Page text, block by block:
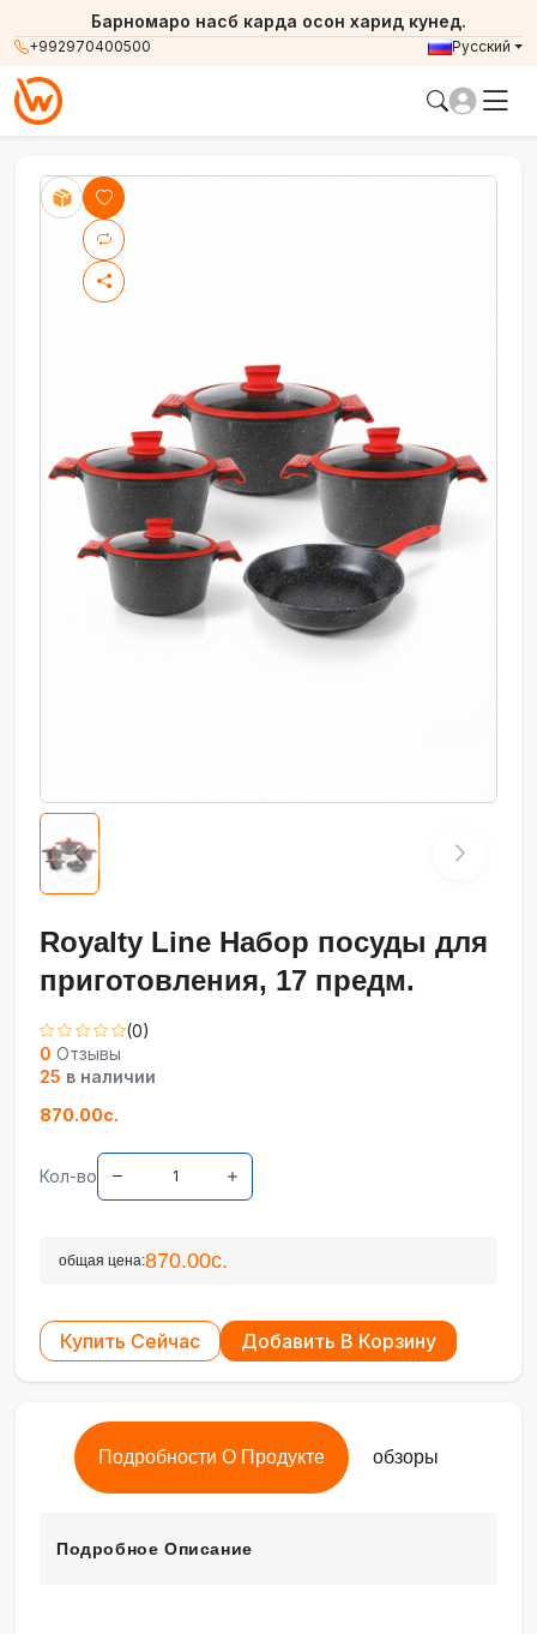
+992970400500
Барномаро насб карда осон харид кунед.
Русский
Royalty Line Набор посуды для
приготовления, 17 предм.
(0)
0 Отзывы
25 в наличии
870.00с.
Кол-во
общая цена:870.00с.
Купить Сейчас Добавить В Корзину
Подробности О Продукте обзоры
Подробное Описание